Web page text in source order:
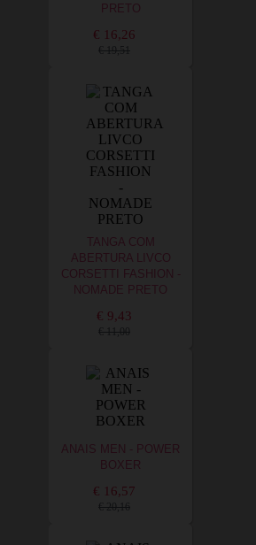
PRETO
€ 16,26
€ 19,51
TANGA COM
ABERTURA LIVCO
CORSETTI FASHION -
NOMADE PRETO
€ 9,43
€ 11,00
ANAIS MEN - POWER
BOXER
€ 16,57
€ 20,16